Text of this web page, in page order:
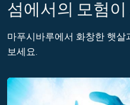
섬에서의 모험
마푸시바루에서 화창한 햇살
보세요.